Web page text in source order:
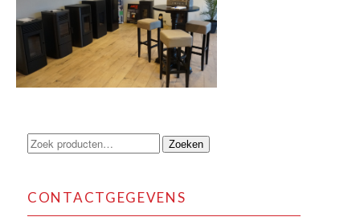
Zoeken
Zoeken
CONTACTGEGEVENS